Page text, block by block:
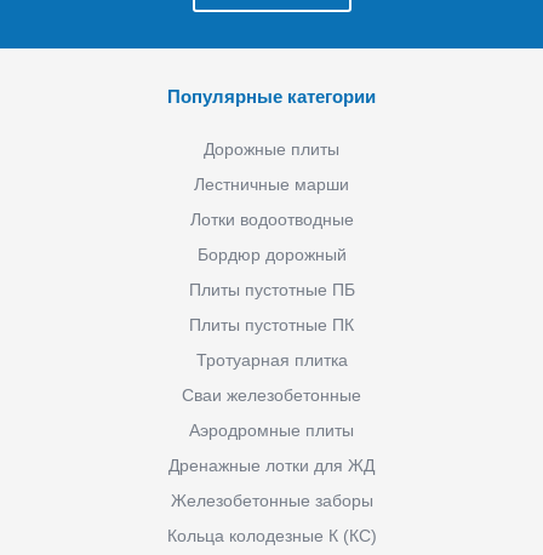
Популярные категории
Дорожные плиты
Лестничные марши
Лотки водоотводные
Бордюр дорожный
Плиты пустотные ПБ
Плиты пустотные ПК
Тротуарная плитка
Сваи железобетонные
Аэродромные плиты
Дренажные лотки для ЖД
Железобетонные заборы
Кольца колодезные К (КС)